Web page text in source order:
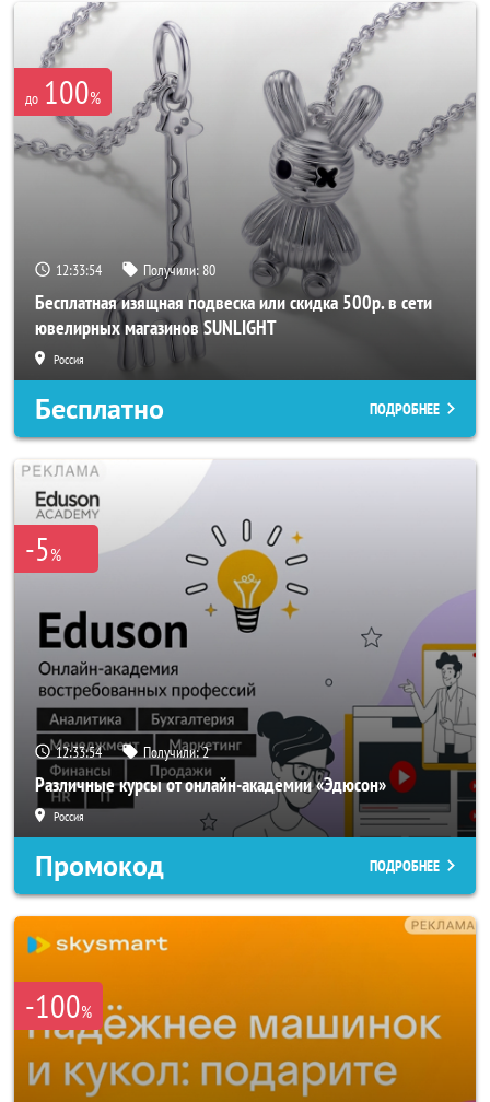
до 100%
12:33:52 Получили: 80
Бесплатная изящная подвеска или скидка 500р. в сети
ювелирных магазинов SUNLIGHT
Россия
Бесплатно ПОДРОБНЕЕ
-5%
12:33:52 Получили:2
Различные курсы от онлайн-академии «Эдюсон»
Россия
Промокод ПОДРОБНЕЕ
-100%